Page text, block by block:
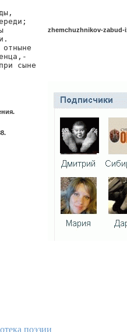
сыне
zhemchuzhnikov-zabud-
поэзии